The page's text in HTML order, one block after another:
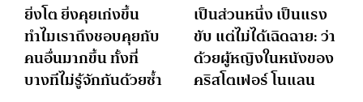
ยิ่งโต ยิ่งคุยเก่งขึ้น
ทำไมเราถึงชอบคุยกับ
คนอื่นมากขึ้น ทั้งที่
บางทีไม่รู้จักกันด้วยซ้ำ
เป็นส่วนหนึ่ง เป็นแรง
ขับ แต่ไม่ได้เฉิดฉาย: ว่า
ด้วยผู้หญิงในหนังของ
คริสโตเฟอร์ โนแลน